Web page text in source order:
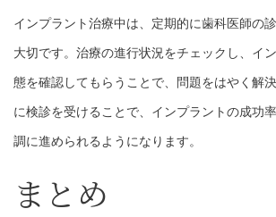
インプラント治療中は、定期的に歯科医師の
大切です。治療の進行状況をチェックし、イ
態を確認してもらうことで、問題をはやく解
に検診を受けることで、インプラントの成功
調に進められるようになります。
まとめ